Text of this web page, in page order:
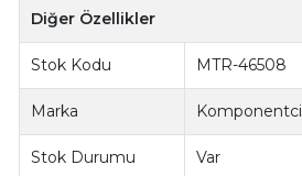
Diğer Özellikler
Stok Kodu MTR-46508
Marka Komponentci
Stok Durumu Var